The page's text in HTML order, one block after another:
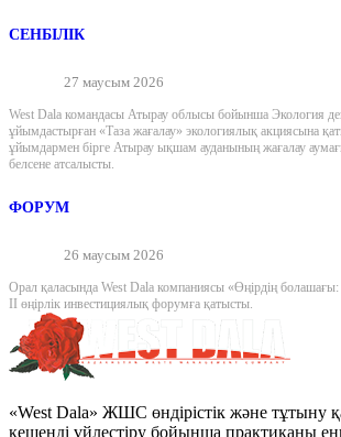
СЕНБІЛІК
27 маусым 2026
West Dala командасы Атырау облысы бойынша Экология
ұйымдастырған «Таза жағалау» экологиялық акциясына
ұйымдармен бірге Атырау ықшам ауданының жағалау
белсене атсалысты.
ФОРУМ
26 маусым 2026
Орал қаласында West Dala компаниясы «Өңірдің
II өңірлік инвестициялық форумға қатысты.
«West Dala» ЖШС өндірістік және тұтыну
кешенді үйлестіру бойынша практиканы